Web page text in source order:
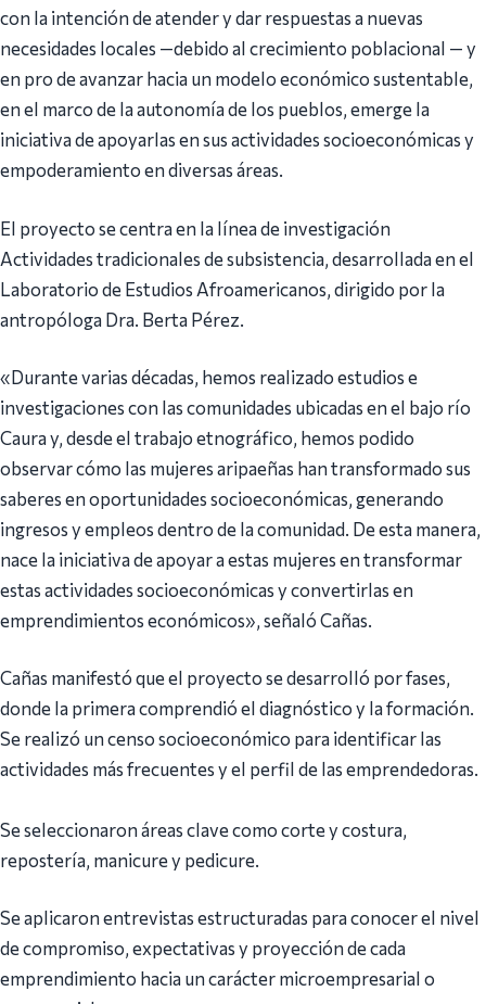
con la intención de atender y dar respuestas a nuevas
necesidades locales —debido al crecimiento poblacional — y
en pro de avanzar hacia un modelo económico sustentable,
en el marco de la autonomía de los pueblos, emerge la
iniciativa de apoyarlas en sus actividades socioeconómicas y
empoderamiento en diversas áreas.
El proyecto se centra en la línea de investigación
Actividades tradicionales de subsistencia, desarrollada en el
Laboratorio de Estudios Afroamericanos, dirigido por la
antropóloga Dra. Berta Pérez.
«Durante varias décadas, hemos realizado estudios e
investigaciones con las comunidades ubicadas en el bajo río
Caura y, desde el trabajo etnográfico, hemos podido
observar cómo las mujeres aripaeñas han transformado sus
saberes en oportunidades socioeconómicas, generando
ingresos y empleos dentro de la comunidad. De esta manera,
nace la iniciativa de apoyar a estas mujeres en transformar
estas actividades socioeconómicas y convertirlas en
emprendimientos económicos», señaló Cañas.
Cañas manifestó que el proyecto se desarrolló por fases,
donde la primera comprendió el diagnóstico y la formación.
Se realizó un censo socioeconómico para identificar las
actividades más frecuentes y el perfil de las emprendedoras.
Se seleccionaron áreas clave como corte y costura,
repostería, manicure y pedicure.
Se aplicaron entrevistas estructuradas para conocer el nivel
de compromiso, expectativas y proyección de cada
emprendimiento hacia un carácter microempresarial o